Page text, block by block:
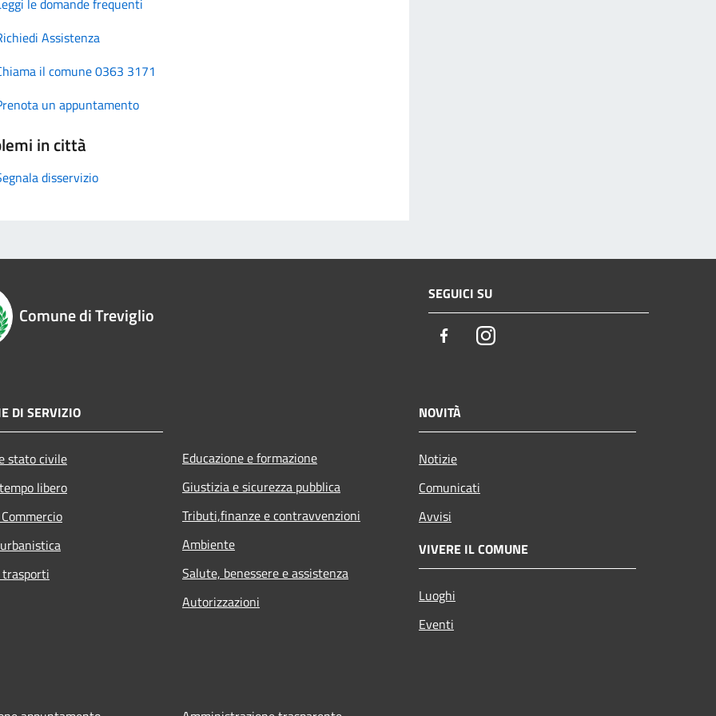
Assistenza
il comune 0363 3171
un appuntamento
in città
disservizio
Comune di Treviglio
SEGUICI SU
FacebookInstagram
DI SERVIZIO
stato civile
libero
Educazione e formazione
Giustizia e sicurezza pubblica
Tributi,finanze e contravvenzioni
Ambiente
Salute, benessere e assistenza
Autorizzazioni
NOVITÀ
Notizie
Comunicati
Avvisi
VIVERE IL COMUNE
Luoghi
Eventi